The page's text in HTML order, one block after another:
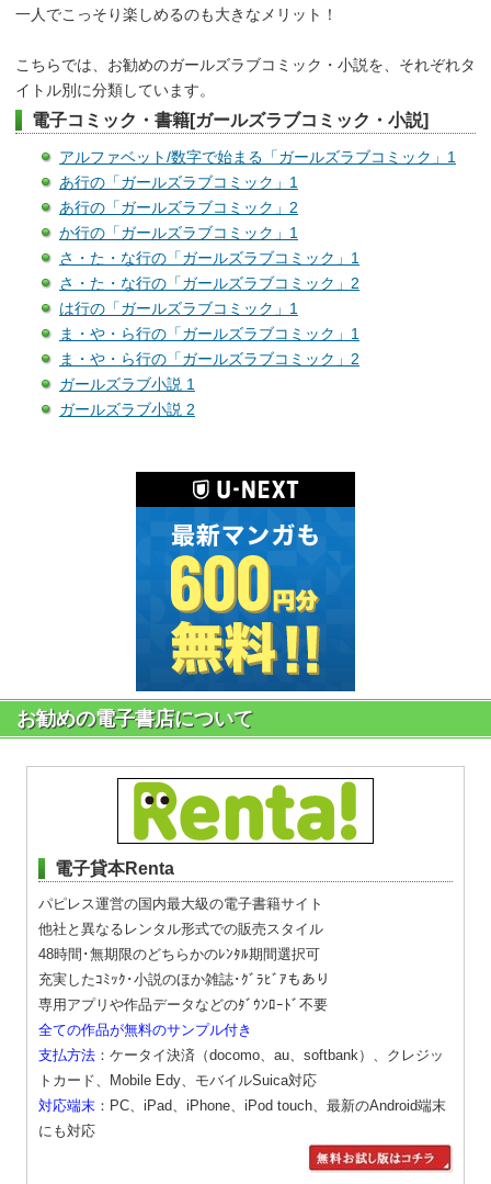
一人でこっそり楽しめるのも大きなメリット！
こちらでは、お勧めのガールズラブコミック・小説を、それぞれタ
イトル別に分類しています。
電子コミック・書籍[ガールズラブコミック・小説]
アルファベット/数字で始まる「ガールズラブコミック」1
あ行の「ガールズラブコミック」1
あ行の「ガールズラブコミック」2
か行の「ガールズラブコミック」1
さ・た・な行の「ガールズラブコミック」1
さ・た・な行の「ガールズラブコミック」2
は行の「ガールズラブコミック」1
ま・や・ら行の「ガールズラブコミック」1
ま・や・ら行の「ガールズラブコミック」2
ガールズラブ小説 1
ガールズラブ小説 2
お勧めの電子書店について
電子貸本Renta
パピレス運営の国内最大級の電子書籍サイト
他社と異なるレンタル形式での販売スタイル
48時間･無期限のどちらかのﾚﾝﾀﾙ期間選択可
充実したｺﾐｯｸ･小説のほか雑誌･ｸﾞﾗﾋﾞｱもあり
専用アプリや作品データなどのﾀﾞｳﾝﾛｰﾄﾞ不要
全ての作品が無料のサンプル付き
支払方法 ：ケータイ決済（docomo、au、softbank）、クレジッ
トカード、Mobile Edy、モバイルSuica対応
対応端末 ：PC、iPad、iPhone、iPod touch、最新のAndroid端末
にも対応